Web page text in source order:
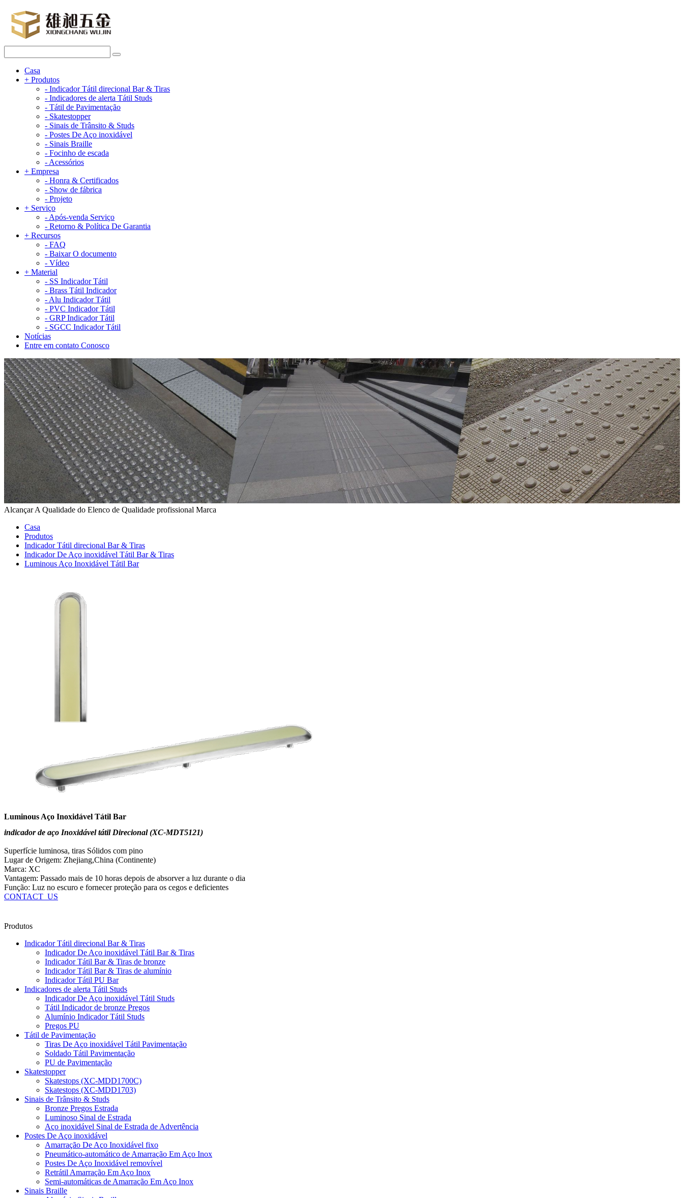
Casa
+ Produtos
- Indicador Tátil direcional Bar & Tiras
- Indicadores de alerta Tátil Studs
- Tátil de Pavimentação
- Skatestopper
- Sinais de Trânsito & Studs
- Postes De Aço inoxidável
- Sinais Braille
- Focinho de escada
- Acessórios
+ Empresa
- Honra & Certificados
- Show de fábrica
- Projeto
+ Serviço
- Após-venda Serviço
- Retorno & Política De Garantia
+ Recursos
- FAQ
- Baixar O documento
- Vídeo
+ Material
- SS Indicador Tátil
- Brass Tátil Indicador
- Alu Indicador Tátil
- PVC Indicador Tátil
- GRP Indicador Tátil
- SGCC Indicador Tátil
Notícias
Entre em contato Conosco
Alcançar A Qualidade do Elenco de Qualidade profissional Marca
Casa
Produtos
Indicador Tátil direcional Bar & Tiras
Indicador De Aço inoxidável Tátil Bar & Tiras
Luminous Aço Inoxidável Tátil Bar
Luminous Aço Inoxidável Tátil Bar
indicador de aço Inoxidável tátil Direcional (XC-MDT5121)
Superfície luminosa, tiras Sólidos com pino
Lugar de Origem: Zhejiang,China (Continente)
Marca: XC
Vantagem: Passado mais de 10 horas depois de absorver a luz durante o dia
Função: Luz no escuro e fornecer proteção para os cegos e deficientes
CONTACT_US
Produtos
Indicador Tátil direcional Bar & Tiras
Indicador De Aço inoxidável Tátil Bar & Tiras
Indicador Tátil Bar & Tiras de bronze
Indicador Tátil Bar & Tiras de alumínio
Indicador Tátil PU Bar
Indicadores de alerta Tátil Studs
Indicador De Aço inoxidável Tátil Studs
Tátil Indicador de bronze Pregos
Alumínio Indicador Tátil Studs
Pregos PU
Tátil de Pavimentação
Tiras De Aço inoxidável Tátil Pavimentação
Soldado Tátil Pavimentação
PU de Pavimentação
Skatestopper
Skatestops (XC-MDD1700C)
Skatestops (XC-MDD1703)
Sinais de Trânsito & Studs
Bronze Pregos Estrada
Luminoso Sinal de Estrada
Aço inoxidável Sinal de Estrada de Advertência
Postes De Aço inoxidável
Amarração De Aço Inoxidável fixo
Pneumático-automático de Amarração Em Aço Inox
Postes De Aço Inoxidável removível
Retrátil Amarração Em Aço Inox
Semi-automáticas de Amarração Em Aço Inox
Sinais Braille